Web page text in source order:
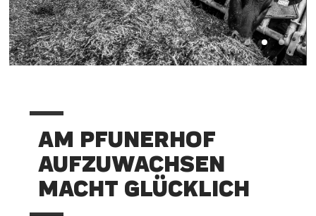
AM PFUNERHOF
AUFZUWACHSEN
MACHT GLÜCKLICH